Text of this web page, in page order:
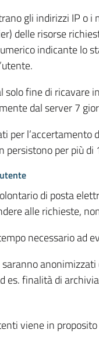
gli indirizzi IP o
delle risorse
indicante lo
solo fine di ricavare
dal server 7
per
per più di
di posta
alle richieste,
necessario ad
es. finalità di
viene in